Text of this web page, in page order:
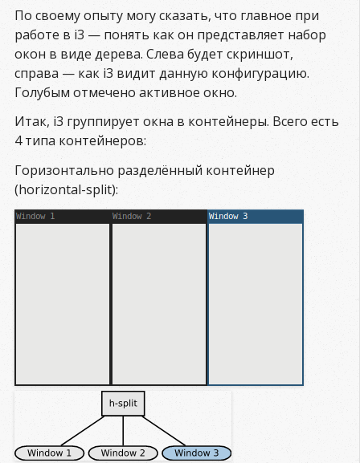
По своему опыту могу сказать, что главное при
работе в i3 — понять как он представляет набор
окон в виде дерева. Слева будет скриншот,
справа — как i3 видит данную конфигурацию.
Голубым отмечено активное окно.
Итак, i3 группирует окна в контейнеры. Всего есть
4 типа контейнеров:
Горизонтально разделённый контейнер
(horizontal-split):